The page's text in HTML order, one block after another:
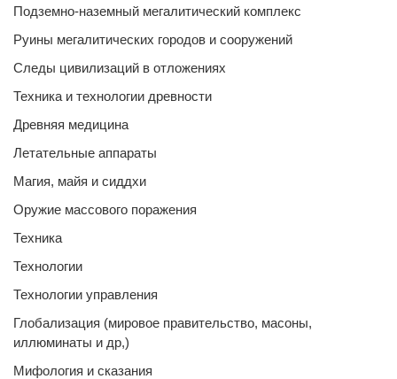
Подземно-наземный мегалитический комплекс
Руины мегалитических городов и сооружений
Следы цивилизаций в отложениях
Техника и технологии древности
Древняя медицина
Летательные аппараты
Магия, майя и сиддхи
Оружие массового поражения
Техника
Технологии
Технологии управления
Глобализация (мировое правительство, масоны,
иллюминаты и др,)
Мифология и сказания